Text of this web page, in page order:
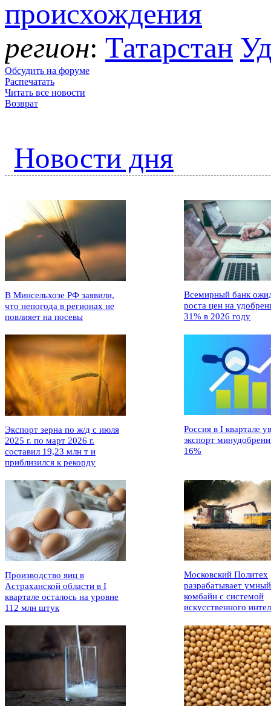
происхождения
регион: Татарстан
Обсудить на форуме
Распечатать
Читать все новости
Возврат
Новости дня
В Минсельхозе РФ заявили,
что непогода в регионах не
повлияет на посевы
Всемирный банк
роста цен на
31% в 2026 году
Экспорт зерна по ж/д с июля
2025 г. по март 2026 г.
составил 19,23 млн т и
приблизился к рекорду
Россия в I квартале
экспорт
16%
Производство яиц в
Астраханской области в I
квартале осталось на уровне
112 млн штук
Московский Политех
разрабатывает умный
комбайн с системой
искусственного